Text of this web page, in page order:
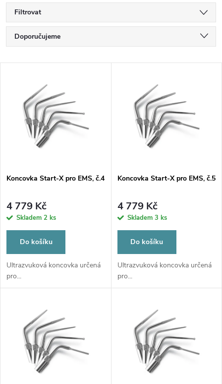
Filtrovat
Ř
a
p
r
o
d
u
Doporučujeme
Nejprodávanější
Abecedně
s
p
r
o
d
u
Koncovka Start-X pro EMS, č.4
4 779 Kč
Skladem 2 ks
Do košíku
Ultrazvuková koncovka určená
pro...
Koncovka Start-X pro EMS, č.5
4 779 Kč
Skladem 3 ks
Do košíku
Ultrazvuková koncovka určená
pro...